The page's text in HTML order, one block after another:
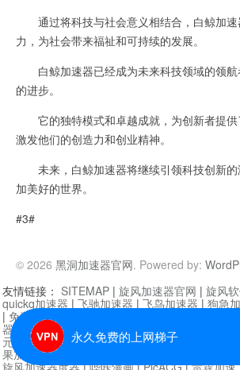
通过将科技与社会意义相结合，白鲸加速
力，为社会带来福祉和可持续的发展。
白鲸加速器已经成为未来科技领域的领航
的进步。
它的独特模式和卓越成就，为创新者提供
激发他们的创造力和创业精神。
未来，白鲸加速器将继续引领科技创新的
加美好的世界。
#3#
© 2026 黑洞加速器官网. Powered by:
永久免费的上网梯子
友情链接： SITEMAP | 旋风加速器官网 | 旋风
quickq加速器 | 飞驰加速器 | 飞鸟加速器 | 狗急
| 免费vqn加速外网
器| 快柠檬加速器 |黑洞加速 |falemon 快橙
元机场加速器 |一元机场|老王加速器
果加速器|黑洞加速